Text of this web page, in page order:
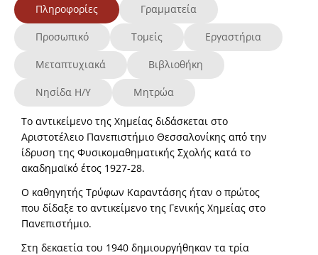
Πληροφορίες Γραμματεία
Προσωπικό Τομείς Εργαστήρια
Μεταπτυχιακά Βιβλιοθήκη
Νησίδα Η/Υ Μητρώα
Το αντικείμενο της Χημείας διδάσκεται στο
Αριστοτέλειο Πανεπιστήμιο Θεσσαλονίκης από την
ίδρυση της Φυσικομαθηματικής Σχολής κατά το
ακαδημαϊκό έτος 1927-28.
Ο καθηγητής Τρύφων Καραντάσης ήταν ο πρώτος
που δίδαξε το αντικείμενο της Γενικής Χημείας στο
Πανεπιστήμιο.
Στη δεκαετία του 1940 δημιουργήθηκαν τα τρία